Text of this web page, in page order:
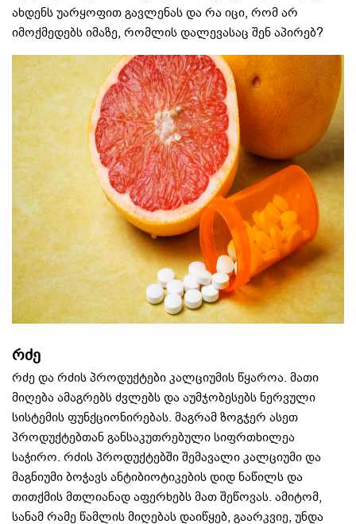
ახდენს უარყოფით გავლენას და რა იცი, რომ არ
იმოქმედებს იმაზე, რომლის დალევასაც შენ აპირებ?
რძე
რძე და რძის პროდუქტები კალციუმის წყაროა. მათი
მიღება ამაგრებს ძვლებს და აუმჯობესებს ნერვული
სისტემის ფუნქციონირებას. მაგრამ ზოგჯერ ასეთ
პროდუქტებთან განსაკუთრებული სიფრთხილეა
საჭირო. რძის პროდუქტებში შემავალი კალციუმი და
მაგნიუმი ბოჭავს ანტიბიოტიკების დიდ ნაწილს და
თითქმის მთლიანად აფერხებს მათ შეწოვას. ამიტომ,
სანამ რამე წამლის მიღებას დაიწყებ, გაარკვიე, უნდა